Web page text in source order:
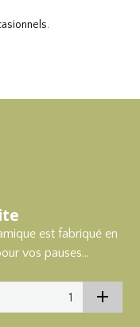
est fabriqué en
vos pauses...